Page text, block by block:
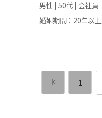
男性 50代
会社員
婚姻期間：20年以上
1